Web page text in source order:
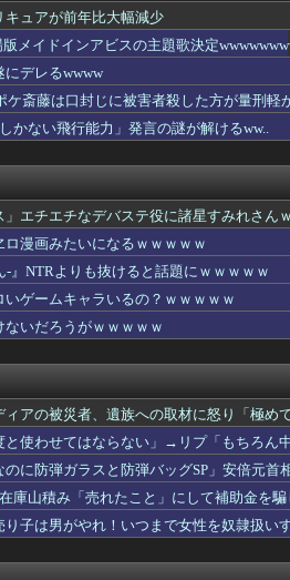
が賢い。
「目標達成できなかったか...
人「誰にも知られなくてもいい、と...
」、卑猥すぎて賛否両論ｗｗｗｗ...
アトラクション優先案内、ソフトド...
エッロ過ぎ最高！
騎打ちになりそう
だPTSDという言葉は浸透さ...
な回があった気がする
禁止に」→「茶番だ」「不正選挙の...
手を踊らせてる」
「今まで通りに」
」群馬県「
答）」
来て、優しい子だったのに何が彼女...
接待 ［8/7］
ｗｗｗｗ
ん、アニメ見ません、5ch飽...
大幅減少
加入を正式発表 「皆さんに最高...
急減」
ｗｗｗｗｗ
キュアが前年比大幅減少
メイドインアビスの主題歌決定
にデレるwwww
ケ斎藤は口封じに被害者殺した方が量刑
かない飛行能力」発言の謎が解けるww..
」エチエチなデバステ役に諸星すみれさん
ロ漫画みたいになるｗｗｗｗｗ
-』NTRよりも抜けると話題にｗｗｗｗｗ
いゲームキャラいるの？ｗｗｗｗｗ
ないだろうがｗｗｗｗｗ
ィアの被災者、遺族への取材に怒り「極め
と使わせてはならない」→リプ「もちろ
のに防弾ガラスと防弾バッグSP」安倍元
庫山積み「売れたこと」にして補助金を
子は男がやれ！いつまで女性を奴隷扱い